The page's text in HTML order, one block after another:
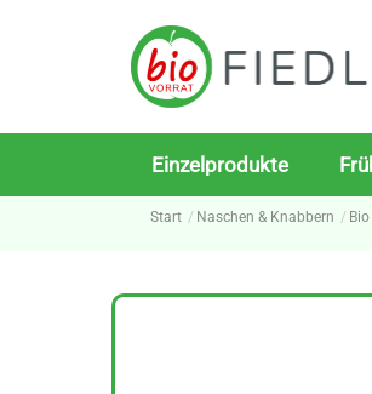
Einzelprodukte
Start Naschen & Knabbern